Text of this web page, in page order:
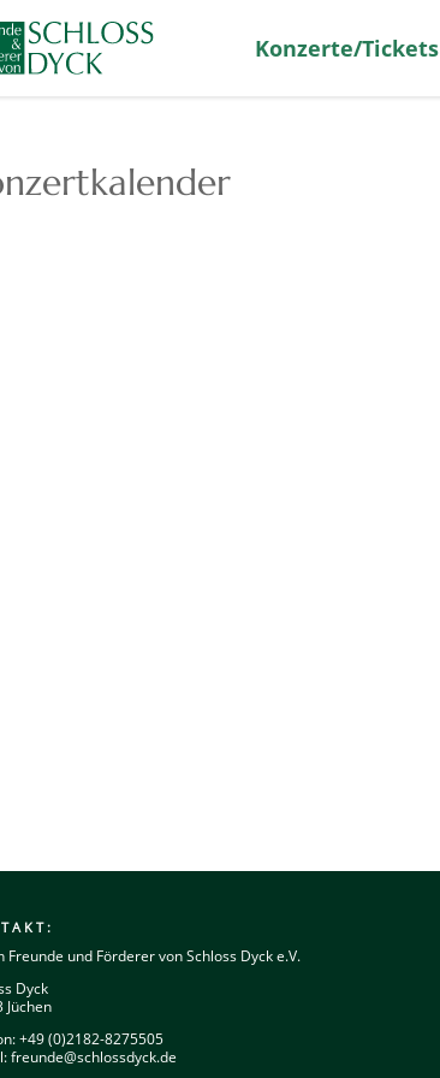
Konzerte/Tickets
Freunde und Förderer von Schloss Dyck e.V.
Dyck
Jüchen
+49 (0)2182-8275505
freunde@schlossdyck.de